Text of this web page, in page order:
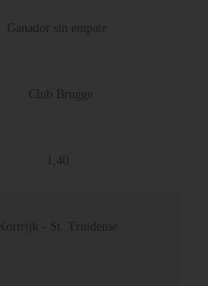
Ganador sin empate
Club Brugge
1,40
Kortrijk - St. Truidense